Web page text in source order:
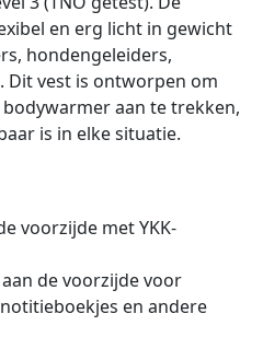
en erg licht in gewicht
hondengeleiders,
Dit vest is ontworpen om
aan te trekken,
is in elke situatie.
voorzijde met YKK-
de voorzijde voor
en andere